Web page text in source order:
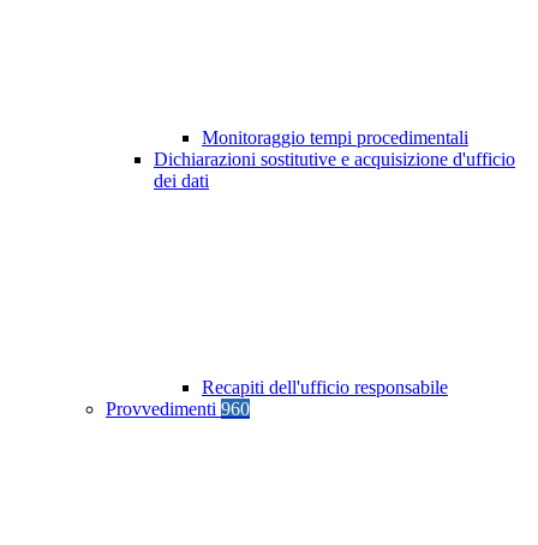
Monitoraggio tempi procedimentali
Dichiarazioni sostitutive e acquisizione d'ufficio
dei dati
Recapiti dell'ufficio responsabile
Provvedimenti 960